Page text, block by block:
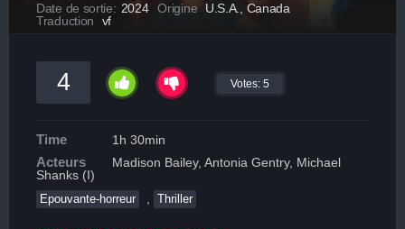
Date de sortie: 2024 Origine
U.S.A., Canada
Traduction
vf
4 Votes: 5
Time 1h 30min
Acteurs
Madison Bailey, Antonia Gentry, Michael
Shanks (I)
Epouvante-horreur Thriller